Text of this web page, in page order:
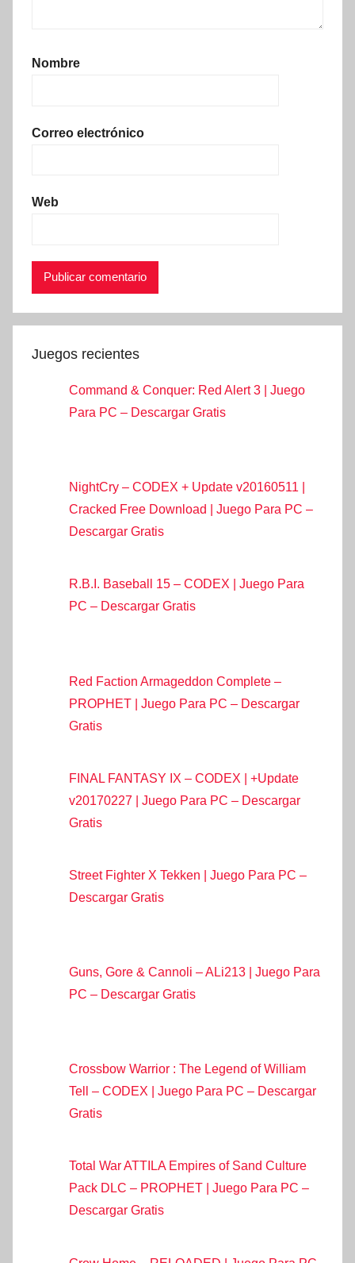
Nombre
Correo electrónico
Web
Juegos recientes
Command & Conquer: Red Alert 3 | Juego
Para PC – Descargar Gratis
NightCry – CODEX + Update v20160511 |
Cracked Free Download | Juego Para PC –
Descargar Gratis
R.B.I. Baseball 15 – CODEX | Juego Para
PC – Descargar Gratis
Red Faction Armageddon Complete –
PROPHET | Juego Para PC – Descargar
Gratis
FINAL FANTASY IX – CODEX | +Update
v20170227 | Juego Para PC – Descargar
Gratis
Street Fighter X Tekken | Juego Para PC –
Descargar Gratis
Guns, Gore & Cannoli – ALi213 | Juego Para
PC – Descargar Gratis
Crossbow Warrior : The Legend of William
Tell – CODEX | Juego Para PC – Descargar
Gratis
Total War ATTILA Empires of Sand Culture
Pack DLC – PROPHET | Juego Para PC –
Descargar Gratis